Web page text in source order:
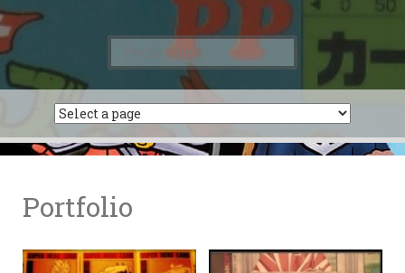
Rechercher :
Portfolio